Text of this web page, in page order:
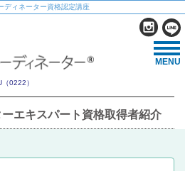
ディネーター資格認定講座
MENU
0222）
エキスパート資格取得者紹介